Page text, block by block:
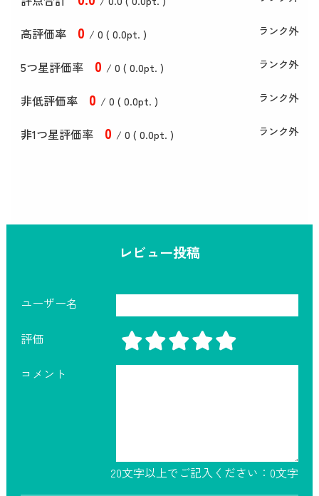
高評価率 0 / 0 ( 0.0pt. ) ランク外
5つ星評価率 0 / 0 ( 0.0pt. ) ランク外
非低評価率 0 / 0 ( 0.0pt. ) ランク外
非1つ星評価率 0 / 0 ( 0.0pt. ) ランク外
レビュー投稿
ユーザー名
評価
コメント
20文字以上でご記入ください： 0文字